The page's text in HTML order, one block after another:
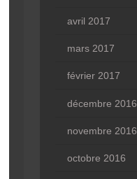
avril 2017
mars 2017
février 2017
décembre 2016
novembre 2016
octobre 2016